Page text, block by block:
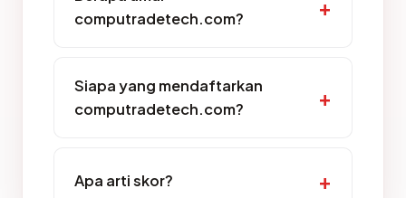
computradetech.com?
Siapa yang mendaftarkan
computradetech.com?
Apa arti skor?